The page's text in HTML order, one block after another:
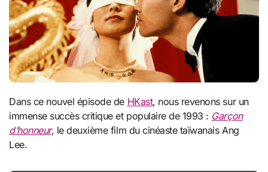
Dans ce nouvel épisode de HKast, nous revenons sur un
immense succès critique et populaire de 1993 : Garçon
d’honneur, le deuxième film du cinéaste taïwanais Ang
Lee.